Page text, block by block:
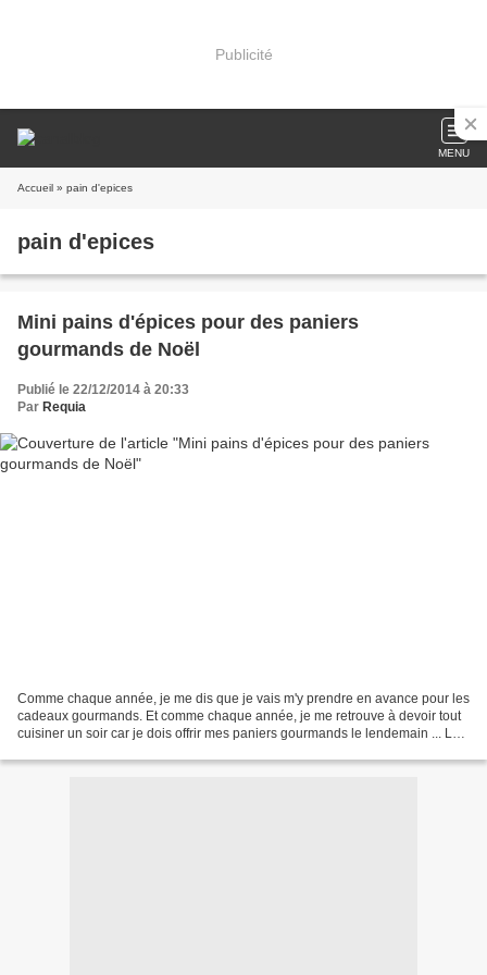
Publicité
MENU
Accueil » pain d'epices
pain d'epices
Mini pains d'épices pour des paniers
gourmands de Noël
Publié le 22/12/2014 à 20:33
Par Requia
Comme chaque année, je me dis que je vais m'y prendre en avance pour les
cadeaux gourmands. Et comme chaque année, je me retrouve à devoir tout
cuisiner un soir car je dois offrir mes paniers gourmands le lendemain ... La